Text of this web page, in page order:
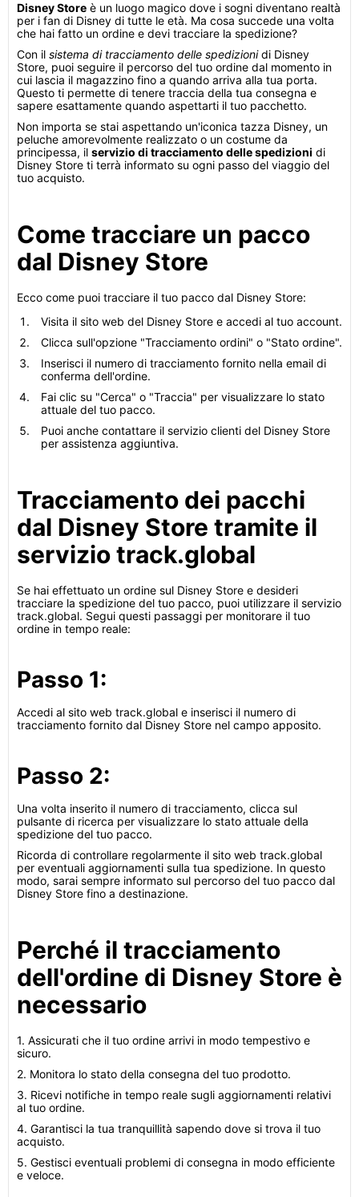
Disney Store è un luogo magico dove i sogni diventano realtà
per i fan di Disney di tutte le età. Ma cosa succede una volta
che hai fatto un ordine e devi tracciare la spedizione?
Con il sistema di tracciamento delle spedizionidi Disney
Store, puoi seguire il percorso del tuo ordine dal momento in
cui lascia il magazzino fino a quando arriva alla tua porta.
Questo ti permette di tenere traccia della tua consegna e
sapere esattamente quando aspettarti il tuo pacchetto.
Non importa se stai aspettando un'iconica tazza Disney, un
peluche amorevolmente realizzato o un costume da
principessa, il servizio di tracciamento delle spedizioni di
Disney Store ti terrà informato su ogni passo del viaggio del
tuo acquisto.
Come tracciare un pacco
dal Disney Store
Ecco come puoi tracciare il tuo pacco dal Disney Store:
Visita il sito web del Disney Store e accedi al tuo account.
Clicca sull'opzione "Tracciamento ordini" o "Stato ordine".
Inserisci il numero di tracciamento fornito nella email di
conferma dell'ordine.
Fai clic su "Cerca" o "Traccia" per visualizzare lo stato
attuale del tuo pacco.
Puoi anche contattare il servizio clienti del Disney Store
per assistenza aggiuntiva.
Tracciamento dei pacchi
dal Disney Store tramite il
servizio track.global
Se hai effettuato un ordine sul Disney Store e desideri
tracciare la spedizione del tuo pacco, puoi utilizzare il servizio
track.global. Segui questi passaggi per monitorare il tuo
ordine in tempo reale:
Passo 1:
Accedi al sito web track.global e inserisci il numero di
tracciamento fornito dal Disney Store nel campo apposito.
Passo 2:
Una volta inserito il numero di tracciamento, clicca sul
pulsante di ricerca per visualizzare lo stato attuale della
spedizione del tuo pacco.
Ricorda di controllare regolarmente il sito web track.global
per eventuali aggiornamenti sulla tua spedizione. In questo
modo, sarai sempre informato sul percorso del tuo pacco dal
Disney Store fino a destinazione.
Perché il tracciamento
dell'ordine di Disney Store è
necessario
1. Assicurati che il tuo ordine arrivi in modo tempestivo e
sicuro.
2. Monitora lo stato della consegna del tuo prodotto.
3. Ricevi notifiche in tempo reale sugli aggiornamenti relativi
al tuo ordine.
4. Garantisci la tua tranquillità sapendo dove si trova il tuo
acquisto.
5. Gestisci eventuali problemi di consegna in modo efficiente
e veloce.